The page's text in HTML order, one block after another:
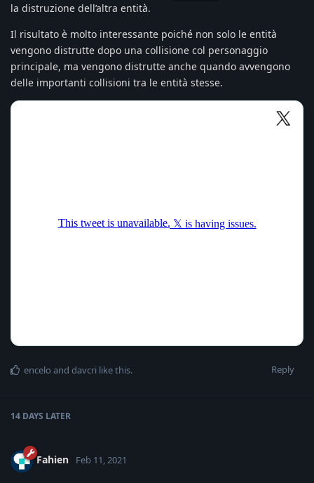
la distruzione dell’altra entità.
Il risultato è molto interessante poiché non solo le entità
vengono distrutte dopo una collisione col personaggio
principale, ma vengono distrutte anche quando avvengono
delle importanti collisioni tra le entità stesse.
Reply
encelo and davcri like this.
14 DAYS LATER
Fahien Feb 11, 2021